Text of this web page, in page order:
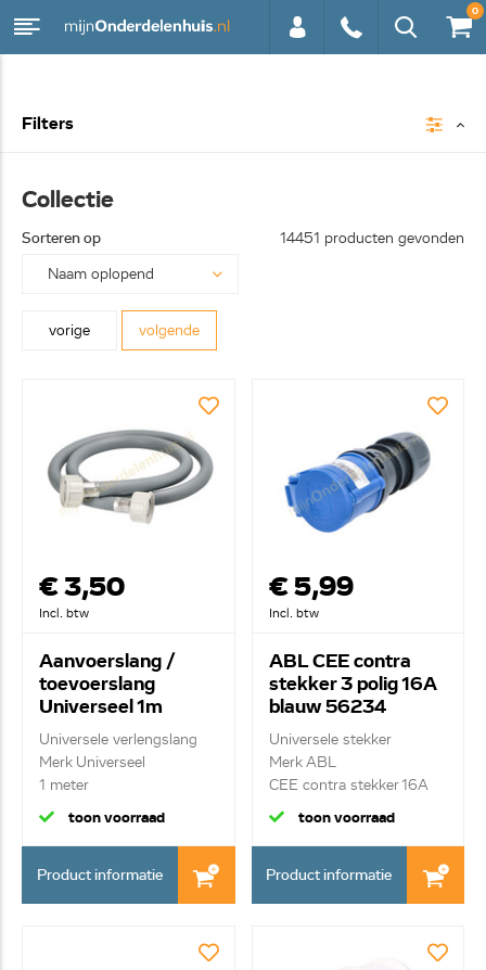
0
Filters
Collectie
Sorteren op 14451 producten gevonden
vorige volgende
€ 3,50
Incl. btw
Aanvoerslang /
toevoerslang
Universeel 1m
Budget
Universele verlengslang
Merk Universeel
1 meter
toon voorraad
Product informatie
€ 5,99
Incl. btw
ABL CEE contra
stekker 3 polig 16A
blauw 56234
Universele stekker
Merk ABL
CEE contra stekker 16A
3-polig...
toon voorraad
Product informatie